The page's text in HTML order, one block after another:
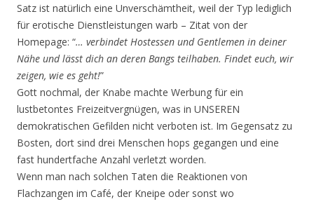
Satz ist natürlich eine Unverschämtheit, weil der Typ lediglich
für erotische Dienstleistungen warb – Zitat von der
Homepage: “… verbindet Hostessen und Gentlemen in deiner
Nähe und lässt dich an deren Bangs teilhaben. Findet euch, wir
zeigen, wie es geht!”
Gott nochmal, der Knabe machte Werbung für ein
lustbetontes Freizeitvergnügen, was in UNSEREN
demokratischen Gefilden nicht verboten ist. Im Gegensatz zu
Bosten, dort sind drei Menschen hops gegangen und eine
fast hundertfache Anzahl verletzt worden.
Wenn man nach solchen Taten die Reaktionen von
Flachzangen im Café, der Kneipe oder sonst wo